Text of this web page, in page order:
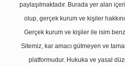
paylaşılmaktadır. Burada yer alan
olup, gerçek kurum ve kişiler
Gerçek kurum ve kişiler ile isim
Sitemiz, kar amacı gütmeyen ve
platformudur. Hukuka ve yasal